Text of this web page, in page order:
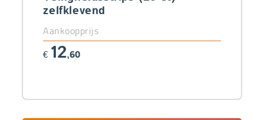
zelfklevend
Aankoopprijs
€ 12,60